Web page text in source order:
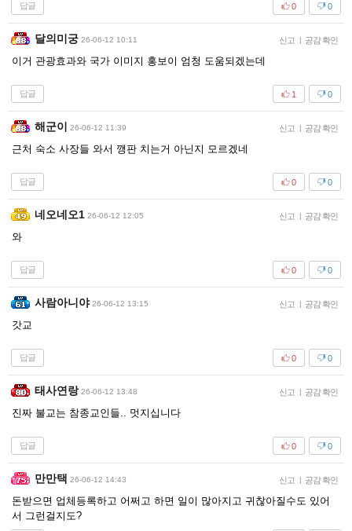
답글 0
0
달의미궁 26-06-12 10:11 신고 | 공감 확인
이거 관광효과와 국가 이미지 홍보이 엄청 도움되겠는데
답글 0
1
해군이 26-06-12 11:39 신고 | 공감 확인
근처 숙소 사장들 와서 깽판 치는거 아닌지 모르겠네
답글 0
0
네오네오1 26-06-12 12:05 신고 | 공감 확인
와
답글 0
0
사람아니야 26-06-12 13:15 신고 | 공감 확인
갓교
답글 0
0
태사연랑 26-06-12 13:48 신고 | 공감 확인
진짜 불교는 참종교인들.. 멋지십니다
답글 0
0
만만택 26-06-12 14:43 신고 | 공감 확인
돈받으면 업체등록하고 어쩌고 하면 일이 많아지고 귀찮아질수도 있어
서 그런걸지도?